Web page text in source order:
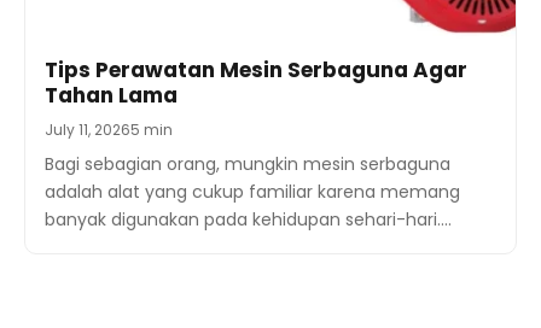
Tips Perawatan Mesin Serbaguna Agar
Tahan Lama
July 11, 20265 min
Bagi sebagian orang, mungkin mesin serbaguna
adalah alat yang cukup familiar karena memang
banyak digunakan pada kehidupan sehari-hari.…